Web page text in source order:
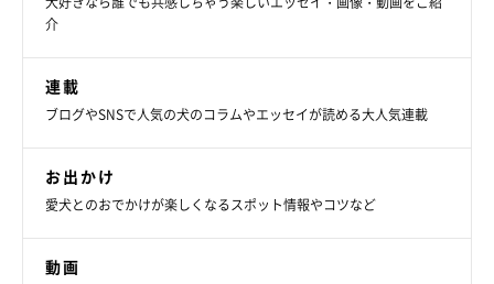
きれいな花にうっとりするようなエルちゃん。
介
連載
ブログやSNSで人気の犬のコラムやエッセイが読める大人気連載
お出かけ
愛犬とのおでかけが楽しくなるスポット情報やコツなど
動画